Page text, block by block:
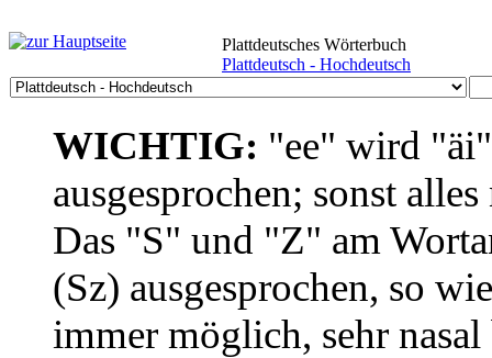
Plattdeutsches Wörterbuch
Plattdeutsch - Hochdeutsch
WICHTIG: "ee" wird
ausgesprochen; sonst
Das "S" und "Z" am
(Sz) ausgesprochen, so
immer möglich, sehr